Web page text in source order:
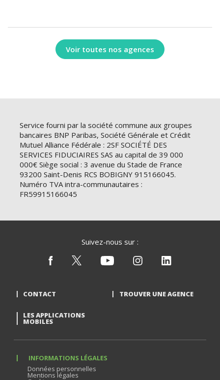
Voir toutes nos agences
Service fourni par la société commune aux groupes
bancaires BNP Paribas, Société Générale et Crédit
Mutuel Alliance Fédérale : 2SF SOCIÉTÉ DES
SERVICES FIDUCIAIRES SAS au capital de 39 000
000€ Siège social : 3 avenue du Stade de France
93200 Saint-Denis RCS BOBIGNY 915166045.
Numéro TVA intra-communautaires :
FR59915166045
Suivez-nous sur :
CONTACT TROUVER UNE AGENCE
LES APPLICATIONS
MOBILES
INFORMATIONS LÉGALES
Données personnelles
Mentions légales